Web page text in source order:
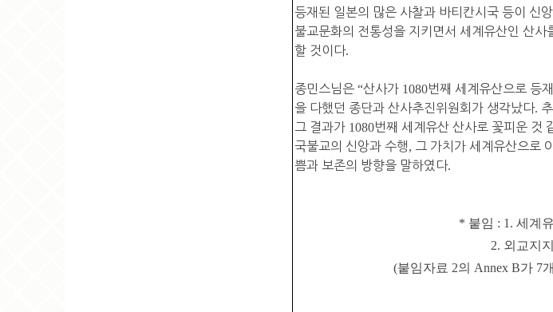
등재된 일본의 많은 사찰과 바티칸시국 등이 신
불교문화의 전통성을 지키면서 세계유산인 산
할 것이다.
종민스님은 “산사가 1080번째 세계유산으로 등
을 다했던 종단과 산사추진위원회가 생각났다.
그 결과가 1080번째 세계유산 산사로 꽃피운 것
국불교의 신앙과 수행, 그 가치가 세계유산으로
쁨과 보존의 방향을 말하였다.
* 붙임 : 1.세계
2. 외교지
(붙임자료 2의 Annex B가 7